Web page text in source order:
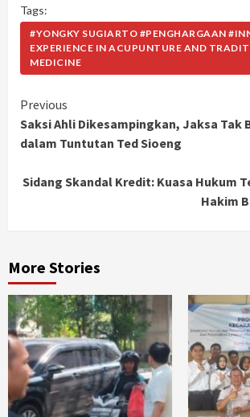
Tags:
#YONGKY SUGIARTO #PENGHARGAAN
EXPERIENCE IN ACUPUNTURE AND
MEDICINE
Continue
Reading
Previous
Saksi Ahli Dikesampingkan, Jaksa Tak
dalam Tuntutan Ted Sioeng
Sidang Skandal Kredit: Kuasa Hukum
Hakim
More Stories